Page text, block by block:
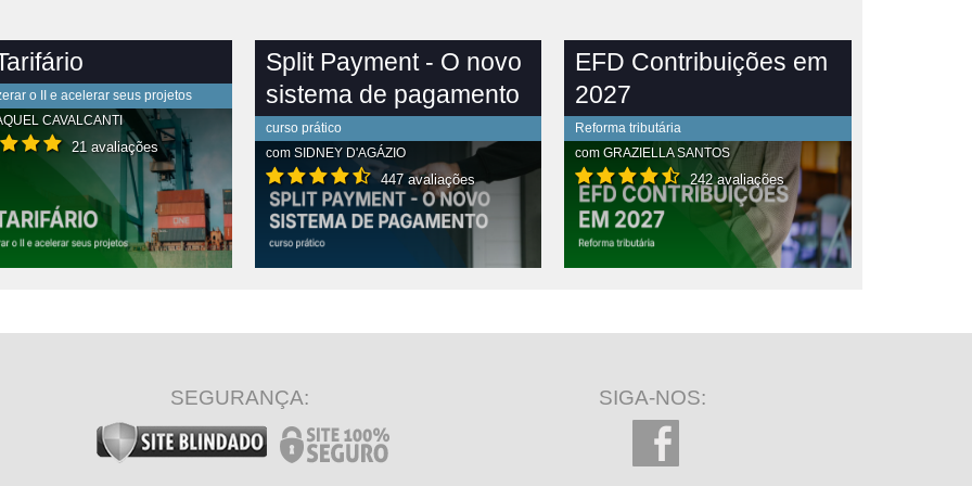
o II e acelerar seus projetos
CAVALCANTI
21 avaliações
Split Payment - O novo
sistema de pagamento
curso prático
com SIDNEY D'AGÁZIO
447 avaliações
CONTEÚDO COMPLETO
EFD Contribuições em
2027
Reforma tributária
comGRAZIELLA SANTOS
242 avaliações
VER CONTEÚDO COMPLETO
SEGURANÇA: SIGA-NOS: